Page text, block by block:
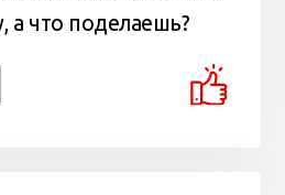
а что поделаешь?